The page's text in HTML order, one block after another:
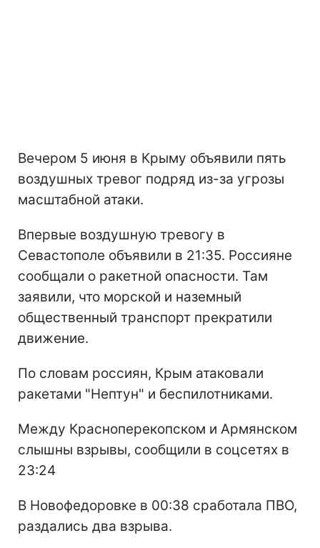
Вечером 5 июня в Крыму объявили пять
воздушных тревог подряд из-за угрозы
масштабной атаки.
Впервые воздушную тревогу в
Севастополе объявили в 21:35. Россияне
сообщали о ракетной опасности. Там
заявили, что морской и наземный
общественный транспорт прекратили
движение.
По словам россиян, Крым атаковали
ракетами "Нептун" и беспилотниками.
Между Красноперекопском и Армянском
слышны взрывы, сообщили в соцсетях в
23:24
В Новофедоровке в 00:38 сработала ПВО,
раздались два взрыва.